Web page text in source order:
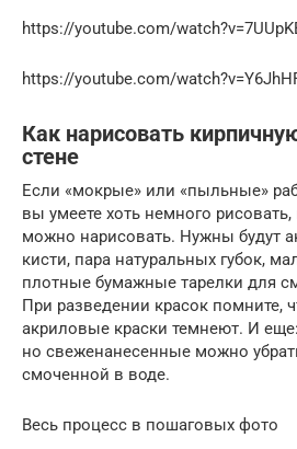
https://youtube.com/
https://youtube.com/
Как нарисовать
стене
Если «мокрые» или «пыльные»
вы умеете хоть немного
можно нарисовать. Нужны будут
кисти, пара натуральных губок,
плотные бумажные тарелки для
При разведении красок помните,
акриловые краски темнеют. И
но свеженанесенные можно
смоченной в воде.
Весь процесс в пошаговых фото